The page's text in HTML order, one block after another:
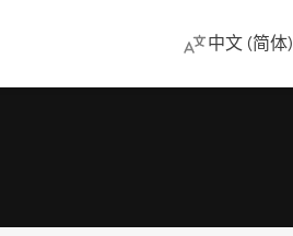
中文 (简体)